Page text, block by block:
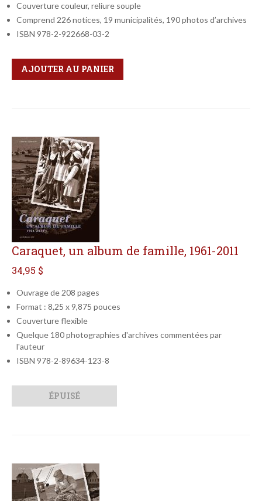
Couverture couleur, reliure souple
Comprend 226 notices, 19 municipalités, 190 photos d’archives
ISBN 978-2-922668-03-2
Qté
Format
AJOUTER AU PANIER
Caraquet, un album de famille, 1961-2011
34,95 $
Ouvrage de 208 pages
Format : 8,25 x 9,875 pouces
Couverture flexible
Quelque 180 photographies d'archives commentées par
l'auteur
ISBN 978-2-89634-123-8
ÉPUISÉ